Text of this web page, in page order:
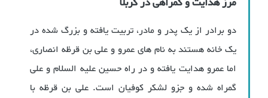
دو برادر از یک پدر و مادر، تربیت یافته و بزرگ شده در
یک خانه هستند به نام های عمرو و علی بن قرظه انصاری،
اما عمرو هدایت یافته و در راه حسین علیه السلام و علی
گمراه شده و جزو لشکر کوفیان است. علی بن قرظه با